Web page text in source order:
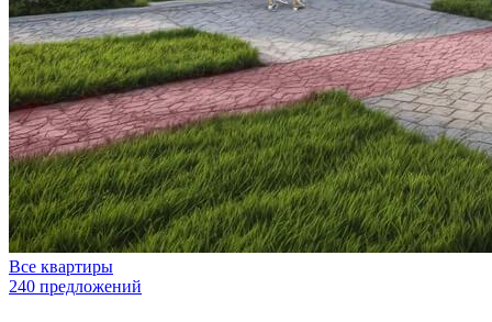
Все квартиры
240 предложений